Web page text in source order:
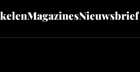
MagazinesNieuwsbrief